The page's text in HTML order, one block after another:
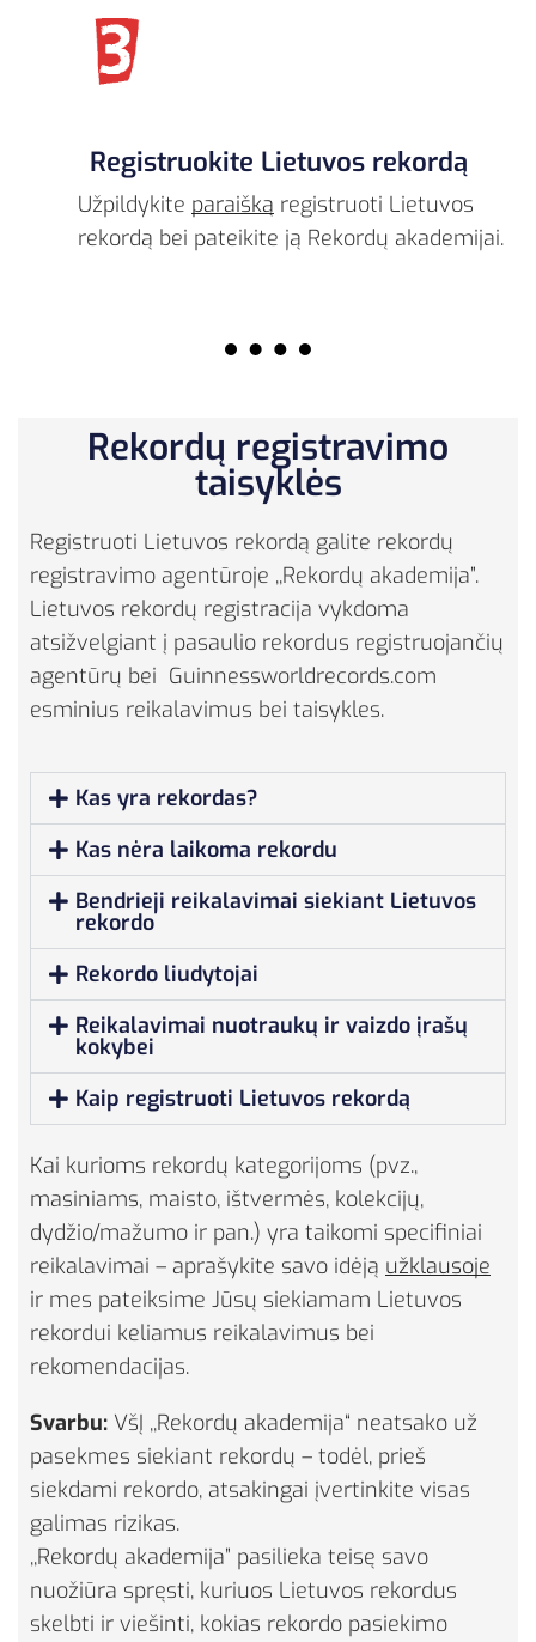
Registruokite Lietuvos rekordą
Užpildykite paraišką registruoti Lietuvos
rekordą bei pateikite ją Rekordų akademijai.
Rekordų registravimo
taisyklės
Registruoti Lietuvos rekordą galite rekordų
registravimo agentūroje ,,Rekordų akademija”.
Lietuvos rekordų registracija vykdoma
atsižvelgiant į pasaulio rekordus registruojančių
agentūrų bei Guinnessworldrecords.com
esminius reikalavimus bei taisykles.
Kas yra rekordas?
Kas nėra laikoma rekordu
Bendrieji reikalavimai siekiant Lietuvos
rekordo
Rekordo liudytojai
Reikalavimai nuotraukų ir vaizdo įrašų
kokybei
Kaip registruoti Lietuvos rekordą
Kai kurioms rekordų kategorijoms (pvz.,
masiniams, maisto, ištvermės, kolekcijų,
dydžio/mažumo ir pan.) yra taikomi specifiniai
reikalavimai – aprašykite savo idėją užklausoje
ir mes pateiksime Jūsų siekiamam Lietuvos
rekordui keliamus reikalavimus bei
rekomendacijas.
Svarbu: VšĮ ,,Rekordų akademija“ neatsako už
pasekmes siekiant rekordų – todėl, prieš
siekdami rekordo, atsakingai įvertinkite visas
galimas rizikas.
,,Rekordų akademija” pasilieka teisę savo
nuožiūra spręsti, kuriuos Lietuvos rekordus
skelbti ir viešinti, kokias rekordo pasiekimo